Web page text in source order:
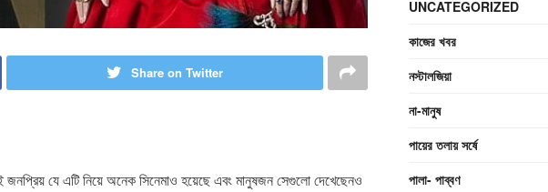
Share on Twitter
যে এটি নিয়ে অনেক সিনেমাও হয়েছে এবং মানুষজন সেগুলো দেখেছেনও
UNCATEGORIZED
কাজের খবর
নস্টালজিয়া
না-মানুষ
পায়ের তলায় সর্ষে
পালা- পাব্বণ